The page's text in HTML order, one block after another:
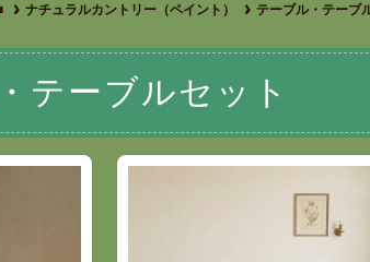
ナチュラルカントリー（ペイント） テーブル・テーブ
テーブルセット